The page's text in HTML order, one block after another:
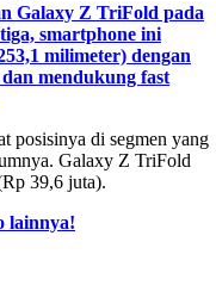
Galaxy Z TriFold pada
smartphone ini
milimeter) dengan
mendukung fast
posisinya di segmen yang
Galaxy Z TriFold
39,6 juta).
lainnya!